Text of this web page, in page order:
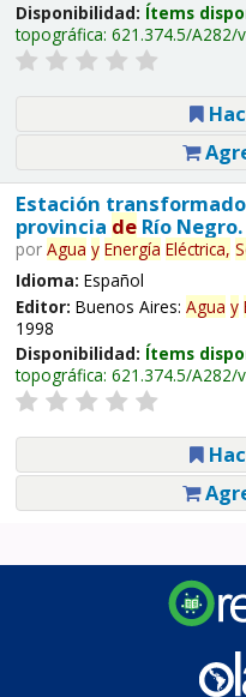
Disponibilidad: Ítems
topográfica: 621.374.5/A282/
Estación
provincia deRío Negro.
por Agua y Energía Eléctrica,
Idioma: Español
Editor: Buenos Aires: Agua y
1998
Disponibilidad: Ítems
topográfica: 621.374.5/A282/